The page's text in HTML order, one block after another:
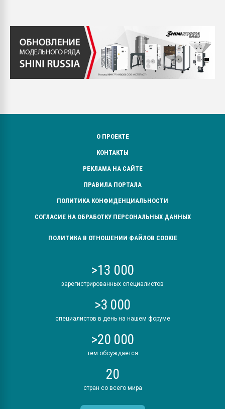
О ПРОЕКТЕ
КОНТАКТЫ
РЕКЛАМА НА САЙТЕ
ПРАВИЛА ПОРТАЛА
ПОЛИТИКА КОНФИДЕНЦИАЛЬНОСТИ
СОГЛАСИЕ НА ОБРАБОТКУ ПЕРСОНАЛЬНЫХ ДАННЫХ
ПОЛИТИКА В ОТНОШЕНИИ ФАЙЛОВ COOKIE
>13 000
зарегистрированных специалистов
>3 000
специалистов в день на нашем форуме
>20 000
тем обсуждается
20
стран со всего мира